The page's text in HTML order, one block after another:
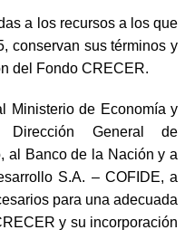
a los recursos a los que
conservan sus términos y
del Fondo CRECER.
Ministerio de Economía y
General de
al Banco de la Nación y a
S.A. – COFIDE, a
para una adecuada
y su incorporación